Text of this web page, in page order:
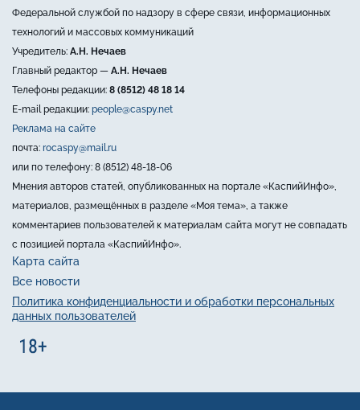
Федеральной службой по надзору в сфере связи, информационных
технологий и массовых коммуникаций
Учредитель: А.Н. Нечаев
Главный редактор — А.Н. Нечаев
Телефоны редакции: 8 (8512) 48 18 14
E-mail редакции: people@caspy.net
Реклама на сайте
почта: rocaspy@mail.ru
или по телефону: 8 (8512) 48-18-06
Мнения авторов статей, опубликованных на портале «КаспийИнфо»,
материалов, размещённых в разделе «Моя тема», а также
комментариев пользователей к материалам сайта могут не совпадать
с позицией портала «КаспийИнфо».
Карта сайта
Все новости
Политика конфиденциальности и обработки персональных
данных пользователей